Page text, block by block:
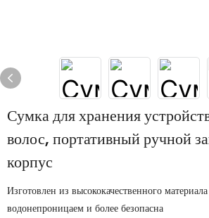
Сумка для хранения
волос, портативный ручной
корпус
Изготовлен из высококачественного
водонепроницаем и более безопасна